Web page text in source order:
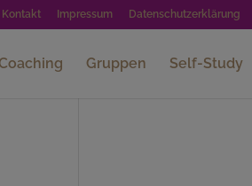
Kontakt Impressum Datenschutzerklärung
Gruppen Self-Study